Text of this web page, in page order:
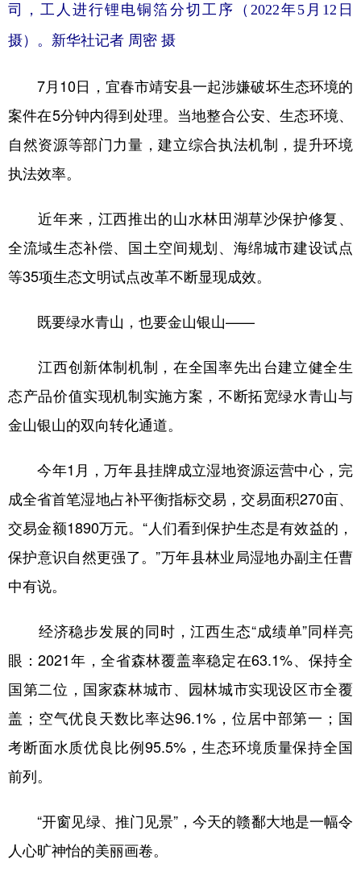
司，工人进行锂电铜箔分切工序（2022年5月12日
摄）。新华社记者 周密 摄
7月10日，宜春市靖安县一起涉嫌破坏生态环境的
案件在5分钟内得到处理。当地整合公安、生态环境、
自然资源等部门力量，建立综合执法机制，提升环境
执法效率。
近年来，江西推出的山水林田湖草沙保护修复、
全流域生态补偿、国土空间规划、海绵城市建设试点
等35项生态文明试点改革不断显现成效。
既要绿水青山，也要金山银山——
江西创新体制机制，在全国率先出台建立健全生
态产品价值实现机制实施方案，不断拓宽绿水青山与
金山银山的双向转化通道。
今年1月，万年县挂牌成立湿地资源运营中心，完
成全省首笔湿地占补平衡指标交易，交易面积270亩、
交易金额1890万元。“人们看到保护生态是有效益的，
保护意识自然更强了。”万年县林业局湿地办副主任曹
中有说。
经济稳步发展的同时，江西生态“成绩单”同样亮
眼：2021年，全省森林覆盖率稳定在63.1%、保持全
国第二位，国家森林城市、园林城市实现设区市全覆
盖；空气优良天数比率达96.1%，位居中部第一；国
考断面水质优良比例95.5%，生态环境质量保持全国
前列。
“开窗见绿、推门见景”，今天的赣鄱大地是一幅令
人心旷神怡的美丽画卷。